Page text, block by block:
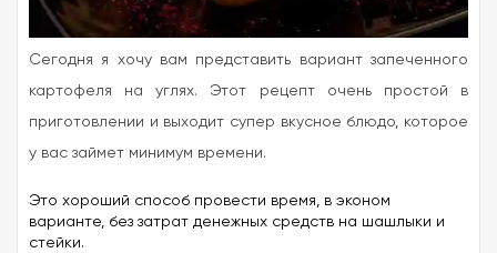
Сегодня я хочу вам представить вариант запеченного
картофеля на углях. Этот рецепт очень простой в
приготовлении и выходит супер вкусное блюдо, которое
у вас займет минимум времени.
Это хороший способ провести время, в эконом
варианте, без затрат денежных средств на шашлыки и
стейки.